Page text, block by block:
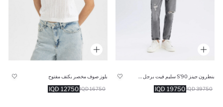
بنطرون جينز 90’S سليم فيت برجل ضيق وخصر عالي
19750 IQD 39750 IQD
بلوز صوف مخصر بكتف مفتوح
12750 IQD 16750 IQD